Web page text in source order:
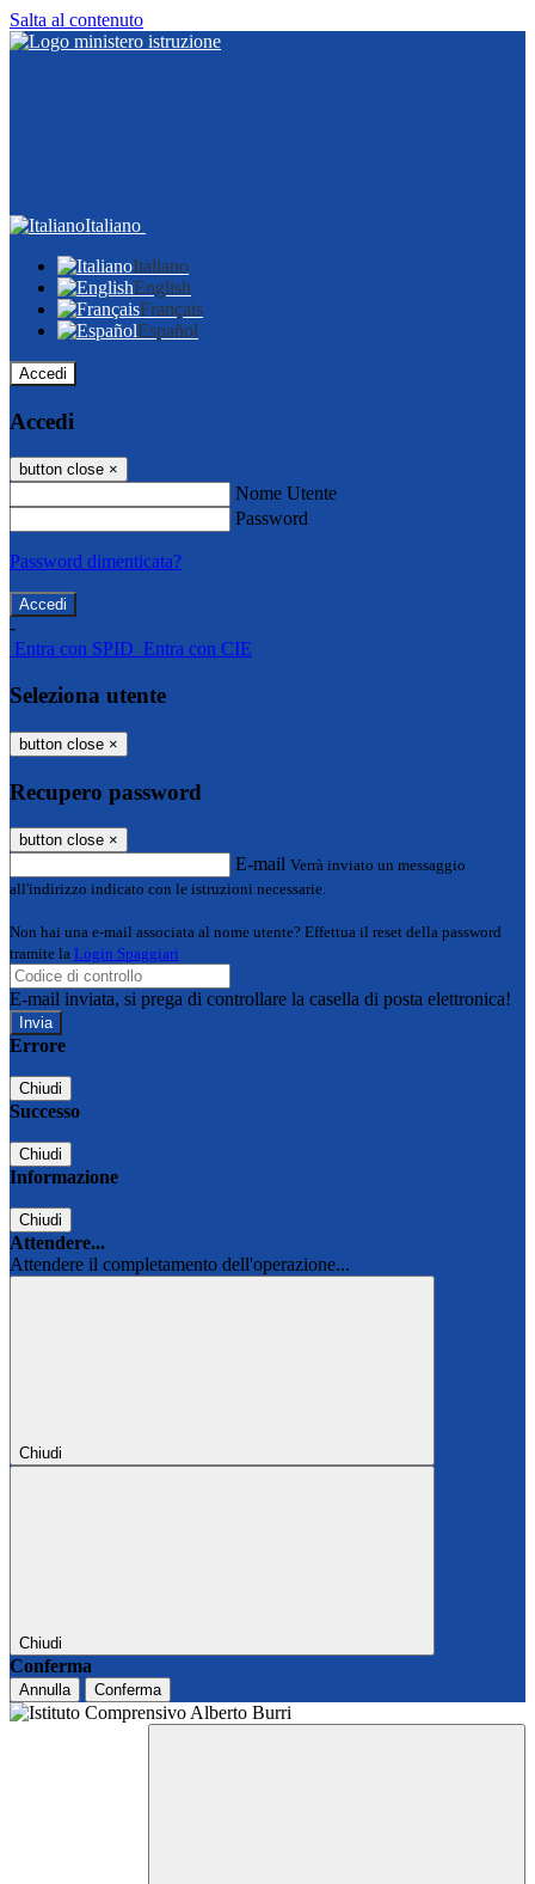
Salta al contenuto
Italiano
Italiano
English
Français
Español
Accedi
Accedi
button close ×
Nome Utente
Password
Password dimenticata?
-
Entra con SPID Entra con CIE
Seleziona utente
button close ×
Recupero password
button close ×
E-mail Verrà inviato un messaggio
all'indirizzo indicato con le istruzioni necessarie.
Non hai una e-mail associata al nome utente? Effettua il reset della password
tramite la Login Spaggiari
E-mail inviata, si prega di controllare la casella di posta elettronica!
Errore
Chiudi
Successo
Chiudi
Informazione
Chiudi
Attendere...
Attendere il completamento dell'operazione...
Chiudi
Chiudi
Conferma
Annulla Conferma